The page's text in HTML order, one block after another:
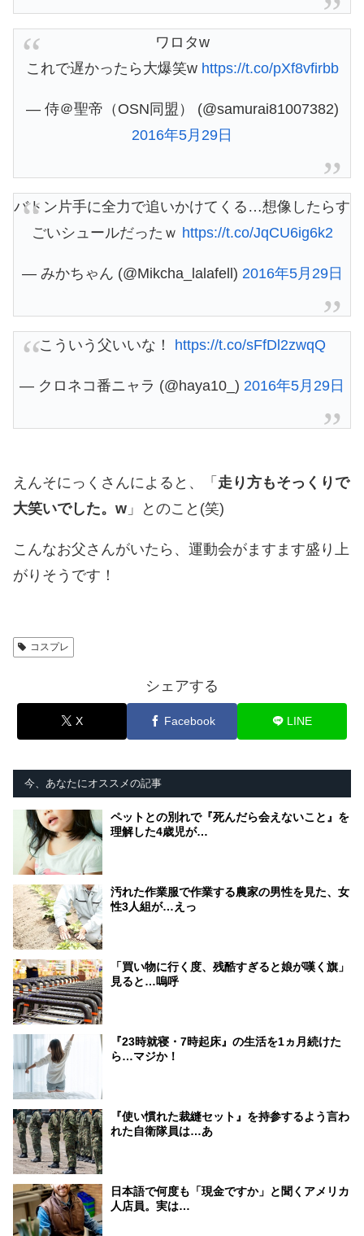
ワロタw
これで遅かったら大爆笑w https://t.co/pXf8vfirbb
— 侍＠聖帝（OSN同盟） (@samurai81007382)
2016年5月29日
バトン片手に全力で追いかけてくる…想像したらす
ごいシュールだったｗ https://t.co/JqCU6ig6k2
— みかちゃん (@Mikcha_lalafell) 2016年5月29日
こういう父いいな！ https://t.co/sFfDl2zwqQ
— クロネコ番ニャラ (@haya10_) 2016年5月29日
えんそにっくさんによると、「 走り方もそっくりで
大笑いでした。w 」とのこと(笑)
こんなお父さんがいたら、運動会がますます盛り上
がりそうです！
コスプレ
シェアする
X Facebook LINE
今、あなたにオススメの記事
ペットとの別れで『死んだら会えないこと』を
理解した4歳児が…
汚れた作業服で作業する農家の男性を見た、女
性3人組が…えっ
「買い物に行く度、残酷すぎると娘が嘆く旗」
見ると…嗚呼
『23時就寝・7時起床』の生活を1ヵ月続けた
ら…マジか！
『使い慣れた裁縫セット』を持参するよう言わ
れた自衛隊員は…あ
日本語で何度も「現金ですか」と聞くアメリカ
人店員。実は…